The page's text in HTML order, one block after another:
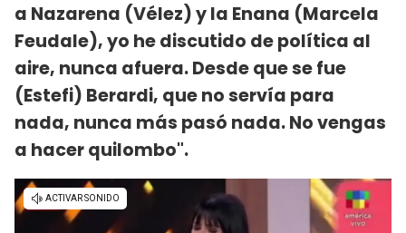
a Nazarena (Vélez) y la Enana (Marcela
Feudale), yo he discutido de política al
aire, nunca afuera. Desde que se fue
(Estefi) Berardi, que no servía para
nada, nunca más pasó nada. No vengas
a hacer quilombo".